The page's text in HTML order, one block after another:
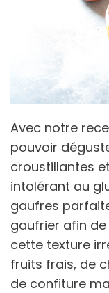
Avec notre
pouvoir
croustillantes
intolérant au
gaufres
gaufrier afin
cette texture
fruits frais, de
de confiture